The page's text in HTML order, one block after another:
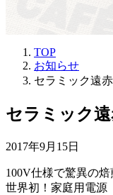
TOP
お知らせ
セラミック遠
セラミック遠
2017年9月15日
100V仕様で驚異の焙
世界初！家庭用電源